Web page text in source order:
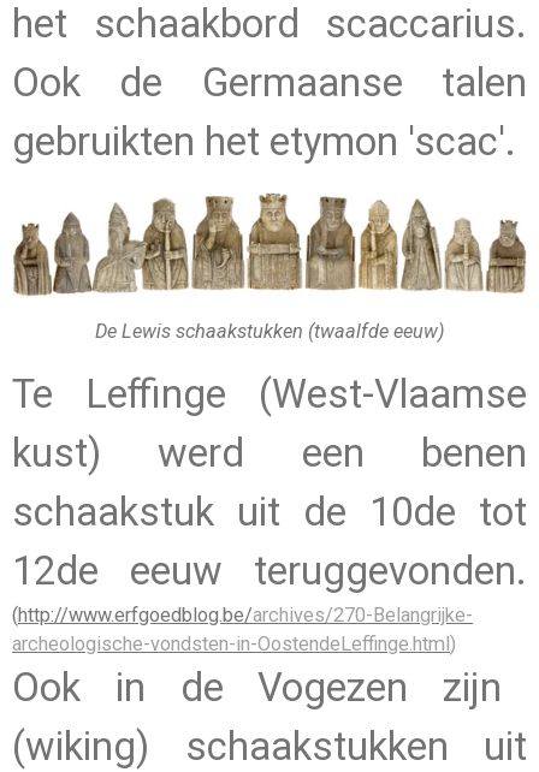
het schaakbord scaccarius.
Ook de Germaanse talen
gebruikten het etymon 'scac'.
De Lewis schaakstukken (twaalfde eeuw)
Te Leffinge (West-Vlaamse
kust) werd een benen
schaakstuk uit de 10de tot
12de eeuw teruggevonden.
(http://www.erfgoedblog.be/archives/270-Belangrijke-
archeologische-vondsten-in-OostendeLeffinge.html )
Ook in de Vogezen zijn
(wiking) schaakstukken uit